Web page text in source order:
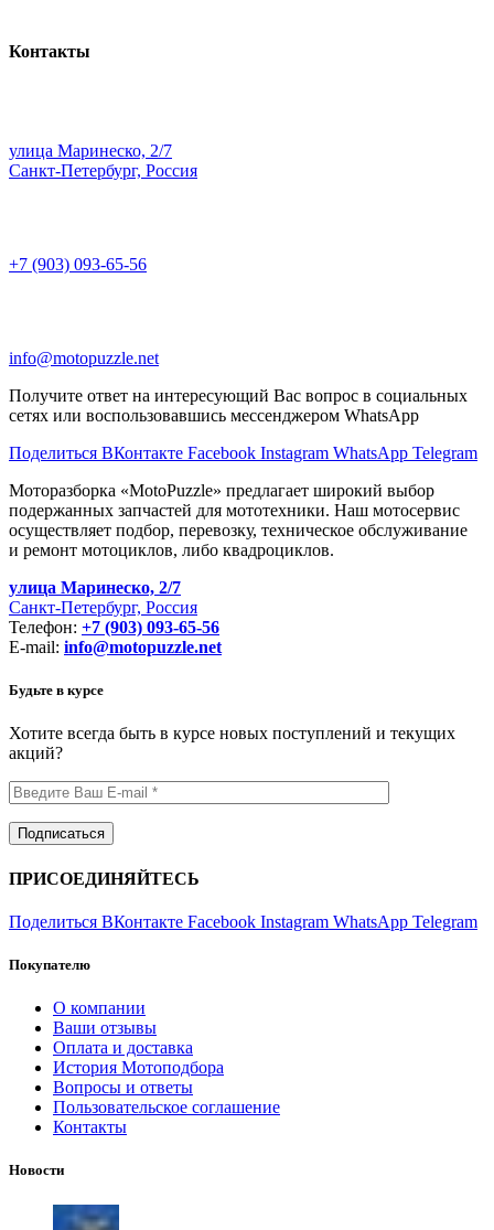
Контакты
улица Маринеско, 2/7
Санкт-Петербург, Россия
+7 (903) 093-65-56
info@motopuzzle.net
Получите ответ на интересующий Вас вопрос в социальных
сетях или воспользовавшись мессенджером WhatsApp
Поделиться ВКонтакте Facebook Instagram WhatsApp Telegram
Моторазборка «MotoPuzzle» предлагает широкий выбор
подержанных запчастей для мототехники. Наш мотосервис
осуществляет подбор, перевозку, техническое обслуживание
и ремонт мотоциклов, либо квадроциклов.
улица Маринеско, 2/7
Санкт-Петербург, Россия
Телефон: +7 (903) 093-65-56
E-mail: info@motopuzzle.net
Будьте в курсе
Хотите всегда быть в курсе новых поступлений и текущих
акций?
ПРИСОЕДИНЯЙТЕСЬ
Поделиться ВКонтакте Facebook Instagram WhatsApp Telegram
Покупателю
О компании
Ваши отзывы
Оплата и доставка
История Мотоподбора
Вопросы и ответы
Пользовательское соглашение
Контакты
Новости